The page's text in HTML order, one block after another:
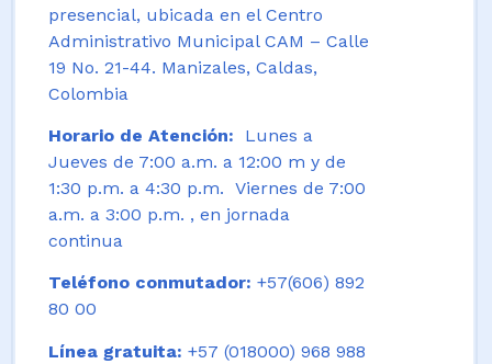
presencial, ubicada en el Centro
Administrativo Municipal CAM – Calle
19 No. 21-44. Manizales, Caldas,
Colombia
Horario de Atención:
Lunes a
Jueves de 7:00 a.m. a 12:00 m y de
1:30 p.m. a 4:30 p.m. Viernes de 7:00
a.m. a 3:00 p.m. , en jornada
continua
Teléfono conmutador: +57(606) 892
80 00
Línea gratuita: +57 (018000) 968 988